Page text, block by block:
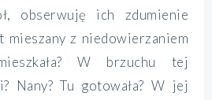
obserwuję ich zdumienie
mieszany z niedowierzaniem
W brzuchu tej
Nany? Tu gotowała? W jej